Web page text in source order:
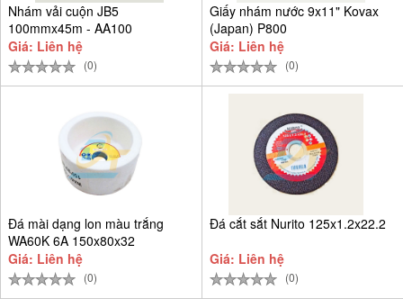
Nhám vải cuộn JB5
100mmx45m - AA100
Giá: Liên hệ
(0)
Giấy nhám nước 9x11" Kovax
(Japan) P800
Giá: Liên hệ
(0)
Đá mài dạng lon màu trắng
WA60K 6A 150x80x32
Giá: Liên hệ
(0)
Đá cắt sắt Nurito 125x1.2x22.2
Giá: Liên hệ
(0)